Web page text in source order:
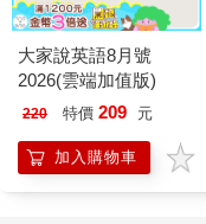
大家說英語8月號
2026(雲端加值版)
220 特價 209 元
加入購物車